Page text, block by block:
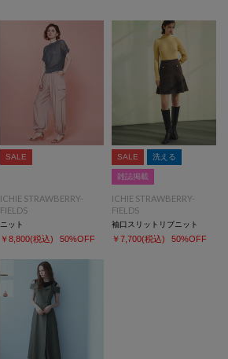
SALE
ICHIE STRAWBERRY-
FIELDS
ニット
￥8,800(税込) 50%OFF
SALE 洗える
雑誌掲載
ICHIE STRAWBERRY-
FIELDS
袖口スリットリブニット
￥7,700(税込) 50%OFF